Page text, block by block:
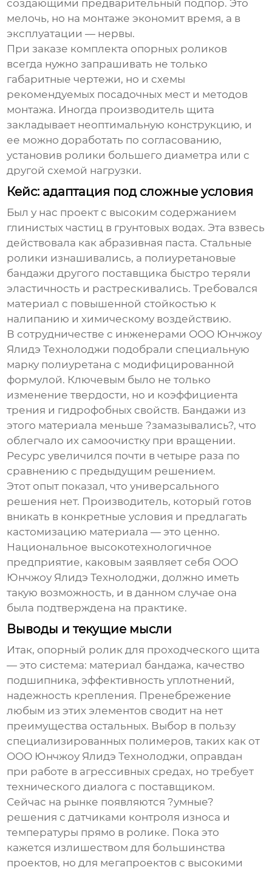
создающими предварительный подпор. Это
мелочь, но на монтаже экономит время, а в
эксплуатации — нервы.
При заказе комплекта опорных роликов
всегда нужно запрашивать не только
габаритные чертежи, но и схемы
рекомендуемых посадочных мест и методов
монтажа. Иногда производитель щита
закладывает неоптимальную конструкцию, и
ее можно доработать по согласованию,
установив ролики большего диаметра или с
другой схемой нагрузки.
Кейс: адаптация под сложные условия
Был у нас проект с высоким содержанием
глинистых частиц в грунтовых водах. Эта взвесь
действовала как абразивная паста. Стальные
ролики изнашивались, а полиуретановые
бандажи другого поставщика быстро теряли
эластичность и растрескивались. Требовался
материал с повышенной стойкостью к
налипанию и химическому воздействию.
В сотрудничестве с инженерами ООО Юнчжоу
Ялидэ Технолоджи подобрали специальную
марку полиуретана с модифицированной
формулой. Ключевым было не только
изменение твердости, но и коэффициента
трения и гидрофобных свойств. Бандажи из
этого материала меньше ?замазывались?, что
облегчало их самоочистку при вращении.
Ресурс увеличился почти в четыре раза по
сравнению с предыдущим решением.
Этот опыт показал, что универсального
решения нет. Производитель, который готов
вникать в конкретные условия и предлагать
кастомизацию материала — это ценно.
Национальное высокотехнологичное
предприятие, каковым заявляет себя ООО
Юнчжоу Ялидэ Технолоджи, должно иметь
такую возможность, и в данном случае она
была подтверждена на практике.
Выводы и текущие мысли
Итак, опорный ролик для проходческого щита
— это система: материал бандажа, качество
подшипника, эффективность уплотнений,
надежность крепления. Пренебрежение
любым из этих элементов сводит на нет
преимущества остальных. Выбор в пользу
специализированных полимеров, таких как от
ООО Юнчжоу Ялидэ Технолоджи, оправдан
при работе в агрессивных средах, но требует
технического диалога с поставщиком.
Сейчас на рынке появляются ?умные?
решения с датчиками контроля износа и
температуры прямо в ролике. Пока это
кажется излишеством для большинства
проектов, но для мегапроектов с высокими